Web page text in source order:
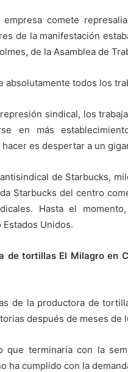
comete
de la manifestación
de la Asamblea de
absolutamente todos los
sindical, los
en más
es despertar a un
de Starbucks,
Starbucks del centro
Hasta el
Unidos.
de tortillas El Milagro en
de la productora de
después de meses
que terminaría con la
ha cumplido con la